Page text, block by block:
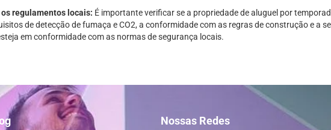
regulamentos locais: É importante verificar se a propriedade de aluguel por
de detecção de fumaça e CO2, a conformidade com as regras de construção e a
em conformidade com as normas de segurança locais.
Nossas Redes